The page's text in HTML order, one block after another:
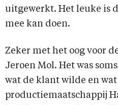
uitgewerkt. Het leuke is
mee kan doen.
Zeker met het oog voor
Jeroen Mol. Het was
wat de klant wilde en wat
productiemaatschappij